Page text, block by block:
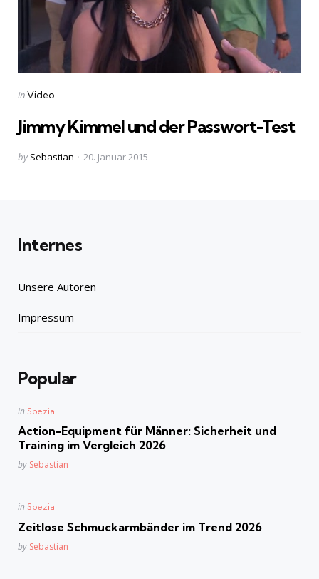
Categories
Posted
inVideo
Jimmy Kimmel und der Passwort-Test
Posted
by Sebastian 20. Januar 2015
Internes
Unsere Autoren
Impressum
Popular
Posted
in Spezial
Action-Equipment für Männer: Sicherheit und
Training im Vergleich 2026
Posted
by Sebastian
Posted
in Spezial
Zeitlose Schmuckarmbänder im Trend 2026
Posted
by Sebastian